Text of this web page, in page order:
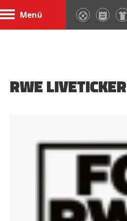
Menü
RWE LIVETICKER